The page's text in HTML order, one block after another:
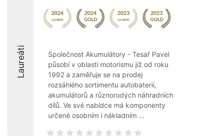
Laureáti
Společnost Akumulátory - Tesař Pavel
působí v oblasti motorismu již od roku
1992 a zaměřuje se na prodej
rozsáhlého sortimentu autobaterií,
akumulátorů a různorodých náhradních
dílů. Ve své nabídce má komponenty
určené osobním i nákladním ...